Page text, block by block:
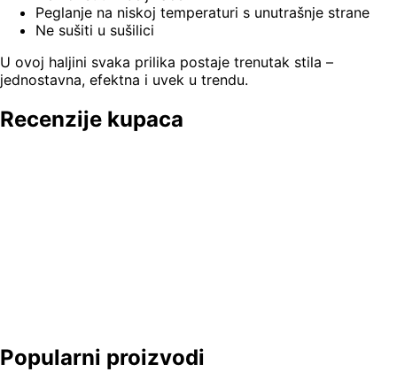
Peglanje na niskoj temperaturi s unutrašnje strane
Ne sušiti u sušilici
U ovoj haljini svaka prilika postaje trenutak stila –
jednostavna, efektna i uvek u trendu.
Recenzije kupaca
Popularni proizvodi